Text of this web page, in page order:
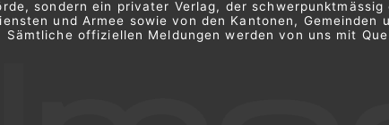
sondern ein privater Verlag, der
und Armee sowie von den Kantonen, Gemeinden
offiziellen Meldungen werden von uns mit